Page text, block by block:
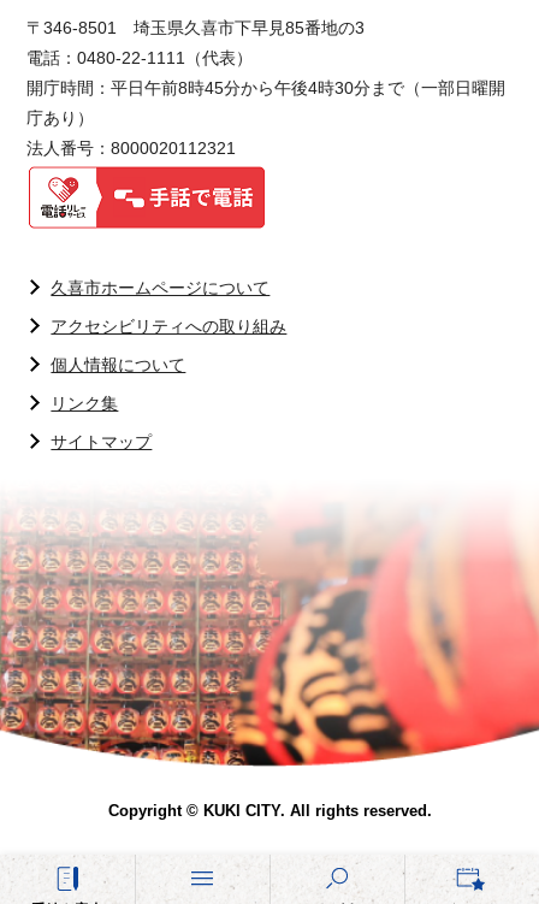
〒346-8501 埼玉県久喜市下早見85番地の3
電話：0480-22-1111（代表）
開庁時間：平日午前8時45分から午後4時30分まで（一部日曜開
庁あり）
法人番号：8000020112321
久喜市ホームページについて
アクセシビリティへの取り組み
個人情報について
リンク集
サイトマップ
Copyright © KUKI CITY. All rights reserved.